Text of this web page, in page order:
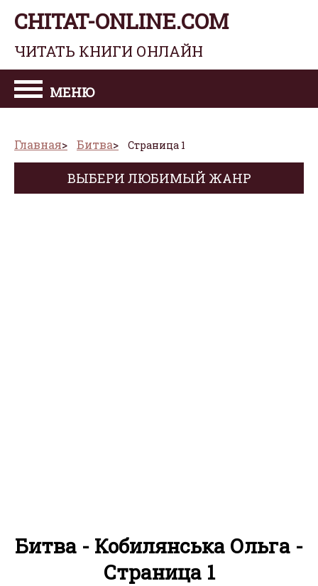
CHITAT-ONLINE.COM
ЧИТАТЬ КНИГИ ОНЛАЙН
МЕНЮ
Главная Битва Страница 1
ВЫБЕРИ ЛЮБИМЫЙ ЖАНР
Битва - Кобилянська Ольга -
Страница 1